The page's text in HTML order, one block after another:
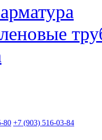
80 +7 (903) 516-03-84